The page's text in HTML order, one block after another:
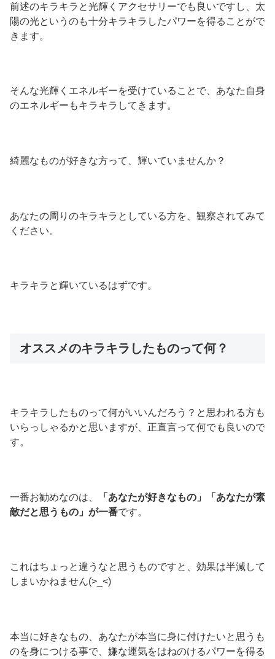
前述のキラキラと光輝くアクセサリーでも良いですし、太
陽の光というのも十分キラキラしたパワーを得ることがで
きます。
そんな光輝くエネルギーを受けていることで、あなた自身
のエネルギーもキラキラしてきます。
綺麗なものが好きな方って、輝いていませんか？
あなたの周りのキラキラとしている方を、観察されてみて
ください。
キラキラと輝いているはずです。
オススメのキラキラしたものって何？
キラキラしたものって何がいいんだろう？と思われる方も
いらっしゃるかと思いますが、正直言って何でも良いので
す。
一番お勧めなのは、
「あなたが好きなもの」「あなたが素
敵だと思うもの」が一番です。
これはちょっと違うなと思うものですと、効果は半減して
しまいかねません(>_<)
本当に好きなもの、あなたが本当に身に付けたいと思うも
のを身につける事で、嫌な運気をはねのけるパワーを得る